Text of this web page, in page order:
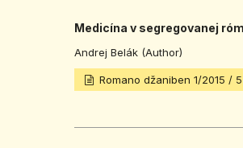
Medicína v segregovanej
Andrej Belák (Author)
Romano džaniben 1/2015 /